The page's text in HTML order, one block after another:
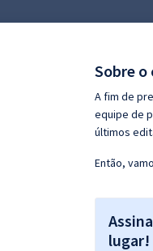
Questões grátis
Conteúdo gratuito
Sobre o
A fim de
equipe de
últimos
Então,
lugar!